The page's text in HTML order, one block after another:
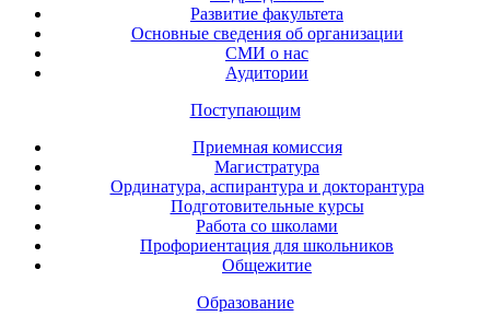
Развитие факультета
Основные сведения об организации
СМИ о нас
Аудитории
Поступающим
Приемная комиссия
Магистратура
Ординатура, аспирантура и докторантура
Подготовительные курсы
Работа со школами
Профориентация для школьников
Общежитие
Образование